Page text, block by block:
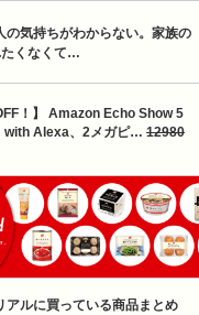
の気持ちがわからない。家族の
くなくて…
！】 Amazon Echo Show 5
with Alexa、2メガピ… 12980
アルに買っている商品まとめ